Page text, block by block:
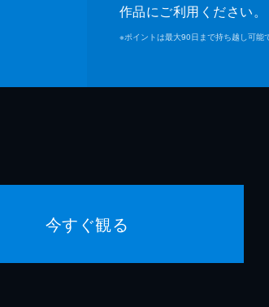
作品にご利用ください。
※ポイントは最大90日まで持ち越し可能
今すぐ観る